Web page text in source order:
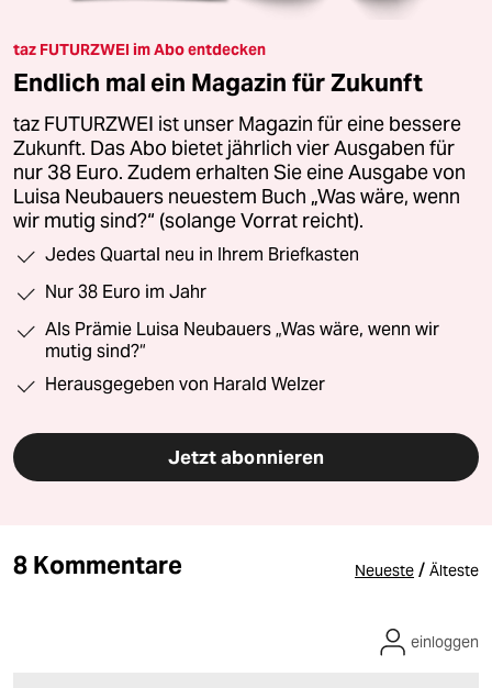
taz FUTURZWEI im Abo entdecken
Endlich mal ein Magazin für Zukunft
taz FUTURZWEI ist unser Magazin für eine bessere
Zukunft. Das Abo bietet jährlich vier Ausgaben für
nur 38 Euro. Zudem erhalten Sie eine Ausgabe von
Luisa Neubauers neuestem Buch „Was wäre, wenn
wir mutig sind?“ (solange Vorrat reicht).
Jedes Quartal neu in Ihrem Briefkasten
Nur 38 Euro im Jahr
Als Prämie Luisa Neubauers „Was wäre, wenn wir
mutig sind?“
Herausgegeben von Harald Welzer
Jetzt abonnieren
8 Kommentare Neueste / Älteste
einloggen